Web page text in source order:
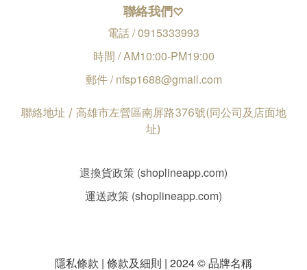
聯絡我們♡
電話 / 0915333993
時間 / AM10:00-PM19:00
郵件 / nfsp1688@gmail.com
聯絡地址 / 高雄市左營區南屏路376號(同公司及店面地
址)
退換貨政策 (shoplineapp.com)
運送政策 (shoplineapp.com)
隱私條款 | 條款及細則 | 2024 © 品牌名稱